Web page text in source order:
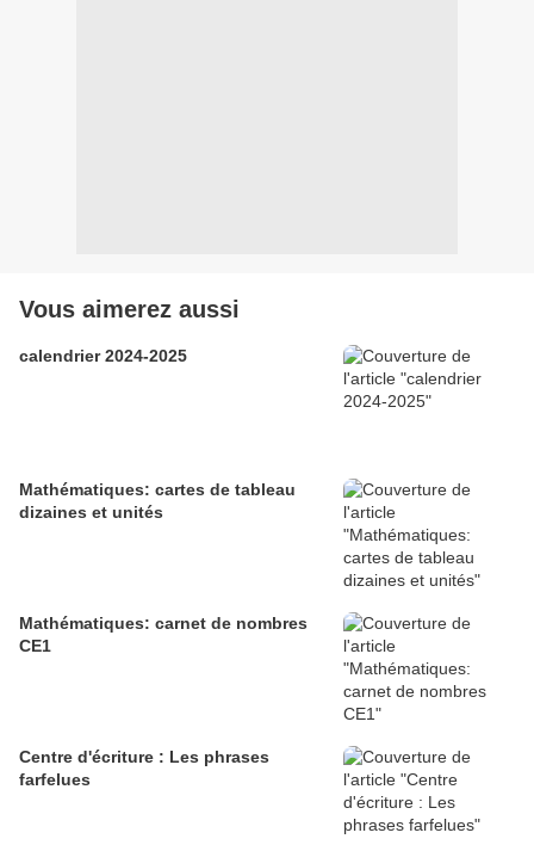
Vous aimerez aussi
calendrier 2024-2025
Mathématiques: cartes de tableau
dizaines et unités
Mathématiques: carnet de nombres
CE1
Centre d'écriture : Les phrases
farfelues